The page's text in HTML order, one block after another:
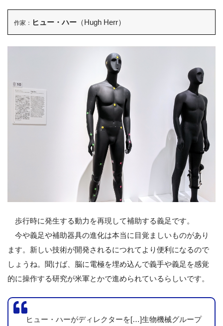
作家： ヒュー・ハー （Hugh Herr）
歩行時に発生する動力を再現して補助する義足です。
今や義足や補助器具の進化は本当に目覚ましいものがあり
ます。新しい技術が開発されるにつれてより便利になるので
しょうね。聞けば、脳に電極を埋め込んで義手や義足を感覚
的に操作する研究が米軍とかで進められているらしいです。
ヒュー・ハーがディレクターを[…]生物機械グループ